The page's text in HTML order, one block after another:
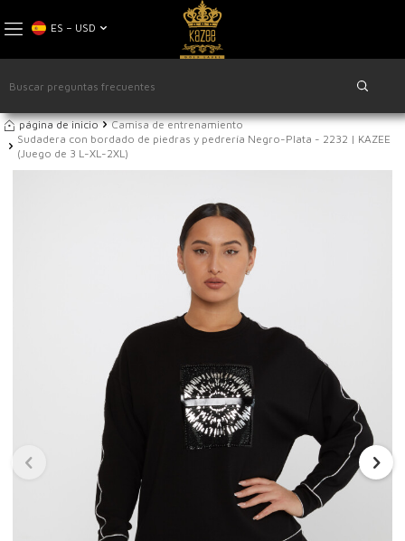
ES − USD
página de inicio
Camisa de entrenamiento
Sudadera con bordado de piedras y pedrería Negro-Plata - 2232 | KAZEE
(Juego de 3 L-XL-2XL)